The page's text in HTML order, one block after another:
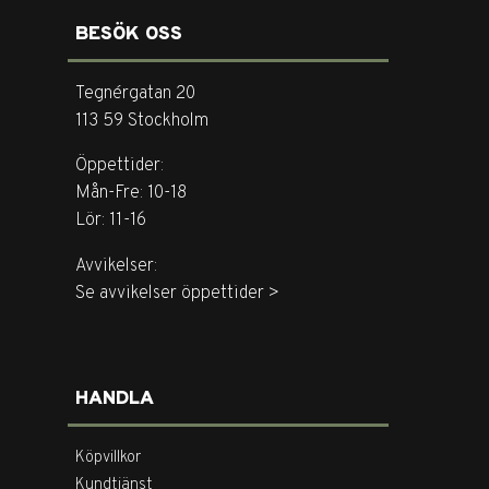
BESÖK OSS
Tegnérgatan 20
113 59 Stockholm
Öppettider:
Mån-Fre: 10-18
Lör: 11-16
Avvikelser:
Se avvikelser öppettider >
HANDLA
Köpvillkor